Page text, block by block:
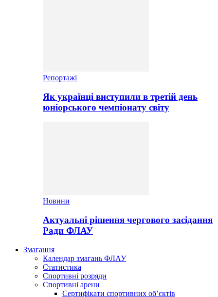
Репортажі
Як українці виступили в третій день
юніорського чемпіонату світу
Новини
Актуальні рішення чергового засідання
Ради ФЛАУ
Змагання
Календар змагань ФЛАУ
Статистика
Спортивні розряди
Спортивні арени
Сертифікати спортивних об’єктів